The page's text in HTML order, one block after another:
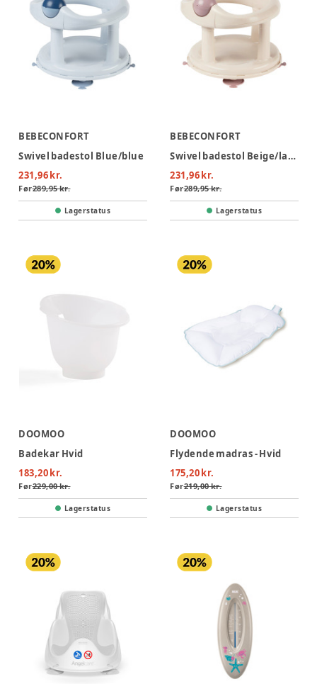
BEBECONFORT
Swivel badestol Blue/blue
231,96 kr.
Før289,95 kr.
Lagerstatus
BEBECONFORT
Swivel badestol Beige/lavender
231,96 kr.
Før289,95 kr.
Lagerstatus
DOOMOO
Badekar Hvid
183,20 kr.
Før229,00 kr.
Lagerstatus
DOOMOO
Flydende madras - Hvid
175,20 kr.
Før219,00 kr.
Lagerstatus